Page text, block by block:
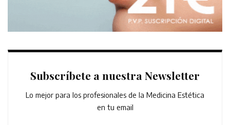
Subscríbete a nuestra Newsletter
Lo mejor para los profesionales de la Medicina Estética
en tu email